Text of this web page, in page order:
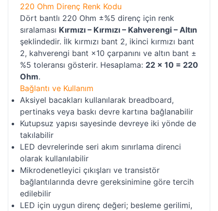
220 Ohm Direnç Renk Kodu
Dört bantlı 220 Ohm ±%5 direnç için renk
sıralaması Kırmızı – Kırmızı – Kahverengi – Altın
şeklindedir. İlk kırmızı bant 2, ikinci kırmızı bant
2, kahverengi bant ×10 çarpanını ve altın bant ±
%5 toleransı gösterir. Hesaplama: 22 × 10 = 220
Ohm.
Bağlantı ve Kullanım
Aksiyel bacakları kullanılarak breadboard,
pertinaks veya baskı devre kartına bağlanabilir
Kutupsuz yapısı sayesinde devreye iki yönde de
takılabilir
LED devrelerinde seri akım sınırlama direnci
olarak kullanılabilir
Mikrodenetleyici çıkışları ve transistör
bağlantılarında devre gereksinimine göre tercih
edilebilir
LED için uygun direnç değeri; besleme gerilimi,